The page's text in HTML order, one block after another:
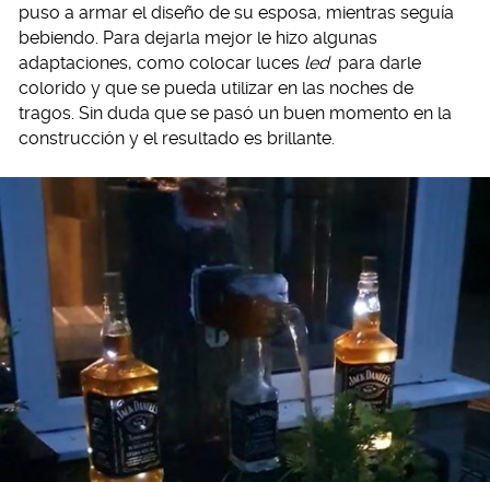
puso a armar el diseño de su esposa, mientras seguía
bebiendo. Para dejarla mejor le hizo algunas
adaptaciones, como colocar luces led para darle
colorido y que se pueda utilizar en las noches de
tragos. Sin duda que se pasó un buen momento en la
construcción y el resultado es brillante.